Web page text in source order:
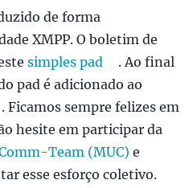
de forma
XMPP. O boletim de
simples pad
. Ao final
pad é adicionado ao
. Ficamos sempre felizes em
hesite em participar da
Team (MUC) e
esse esforço coletivo.